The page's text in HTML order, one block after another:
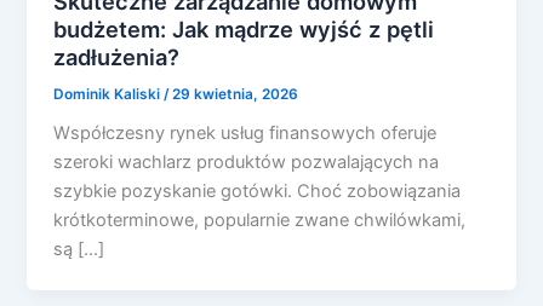
budżetem: Jak mądrze wyjść z pętli
zadłużenia?
Dominik Kaliski /29 kwietnia, 2026
Współczesny rynek usług finansowych oferuje
szeroki wachlarz produktów pozwalających na
szybkie pozyskanie gotówki. Choć zobowiązania
krótkoterminowe, popularnie zwane chwilówkami,
są […]